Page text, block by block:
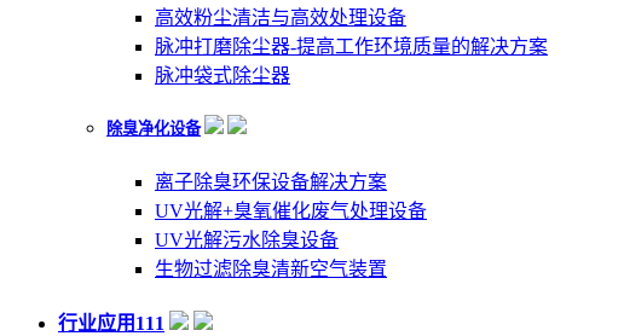
高效粉尘清洁与高效处理设备
脉冲打磨除尘器-提高工作环境质量的解决方案
脉冲袋式除尘器
除臭净化设备
离子除臭环保设备解决方案
UV光解+臭氧催化废气处理设备
UV光解污水除臭设备
生物过滤除臭清新空气装置
行业应用111